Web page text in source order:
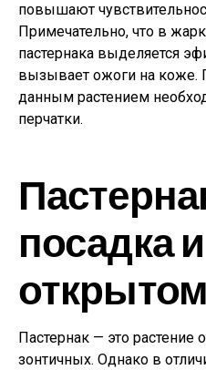
повышают
Примечательно, что в
пастернака выделяется
вызывает ожоги на коже.
данным растением
перчатки.
посадка
Пастернак — это растение
зонтичных. Однако в